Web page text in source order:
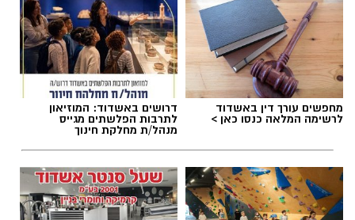
מחפשים עורך דין באשדוד
לרשימה המלאה כנסו כאן >
דרושים באשדוד: המוזיאון
לתרבות הפלשתים מגייס
מנהל/ת מחלקת חינוך